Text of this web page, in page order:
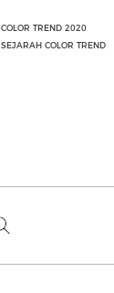
COLOR TREND 2020
SEJARAH COLOR TREND